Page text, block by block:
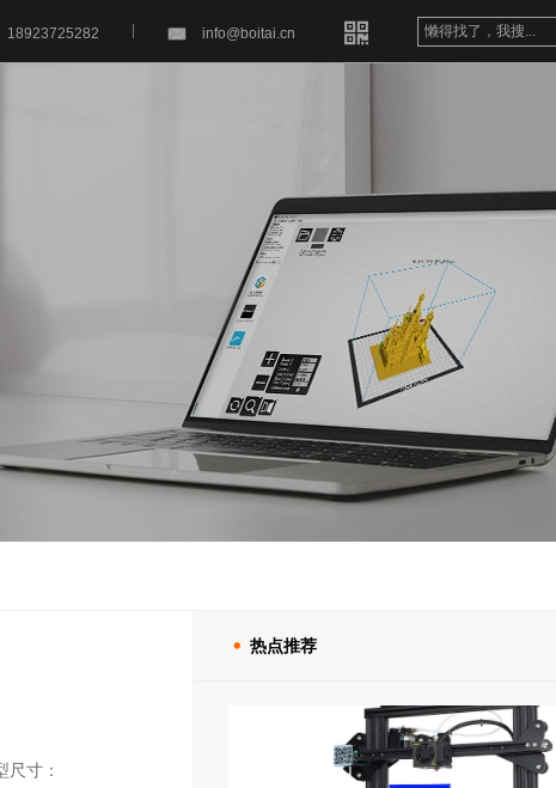

 info@boitai.cn
18923725282
寸：
 热点推荐